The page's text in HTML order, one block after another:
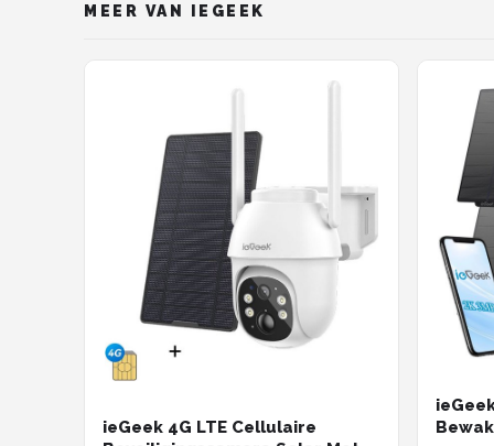
MEER VAN IEGEEK
ieGeek 4G LTE Cellulaire